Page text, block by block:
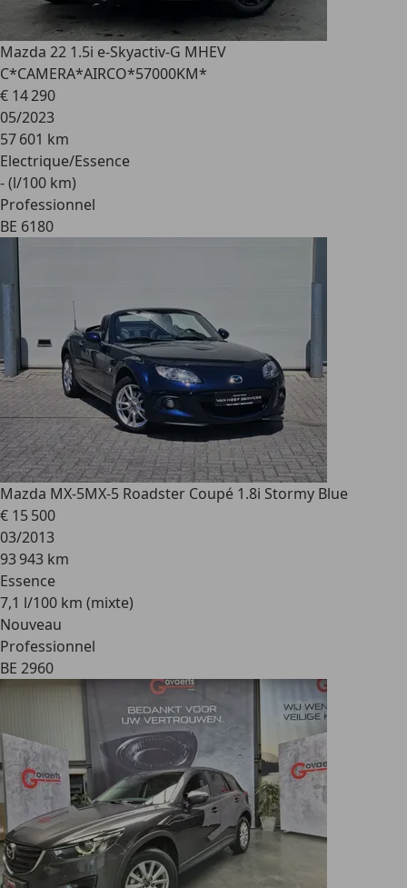
Mazda 22 1.5i e-Skyactiv-G MHEV
C*CAMERA*AIRCO*57000KM*
€ 14 290
05/2023
57 601 km
Electrique/Essence
- (l/100 km)
Professionnel
BE 6180
Mazda MX-5MX-5 Roadster Coupé 1.8i Stormy Blue
€ 15 500
03/2013
93 943 km
Essence
7,1 l/100 km (mixte)
Nouveau
Professionnel
BE 2960